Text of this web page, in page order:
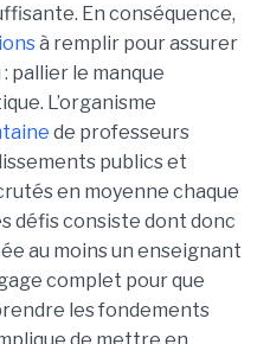
En conséquence,
à remplir pour assurer
pallier le manque
L’organisme
de professeurs
publics et
en moyenne chaque
défis consiste dont donc
au moins un enseignant
complet pour que
les fondements